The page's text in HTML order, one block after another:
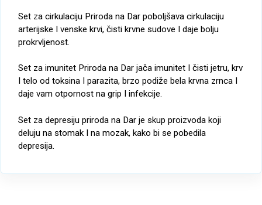
Set za cirkulaciju Priroda na Dar poboljšava cirkulaciju
arterijske I venske krvi, čisti krvne sudove I daje bolju
prokrvljenost.
Set za imunitet Priroda na Dar jača imunitet I čisti jetru, krv
I telo od toksina I parazita, brzo podiže bela krvna zrnca I
daje vam otpornost na grip I infekcije.
Set za depresiju priroda na Dar je skup proizvoda koji
deluju na stomak I na mozak, kako bi se pobedila
depresija.